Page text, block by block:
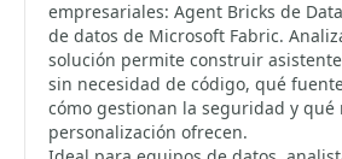
empresariales: Agent Bricks de
de datos de Microsoft Fabric.
solución permite construir
sin necesidad de código, qué
cómo gestionan la seguridad y qué
personalización ofrecen.